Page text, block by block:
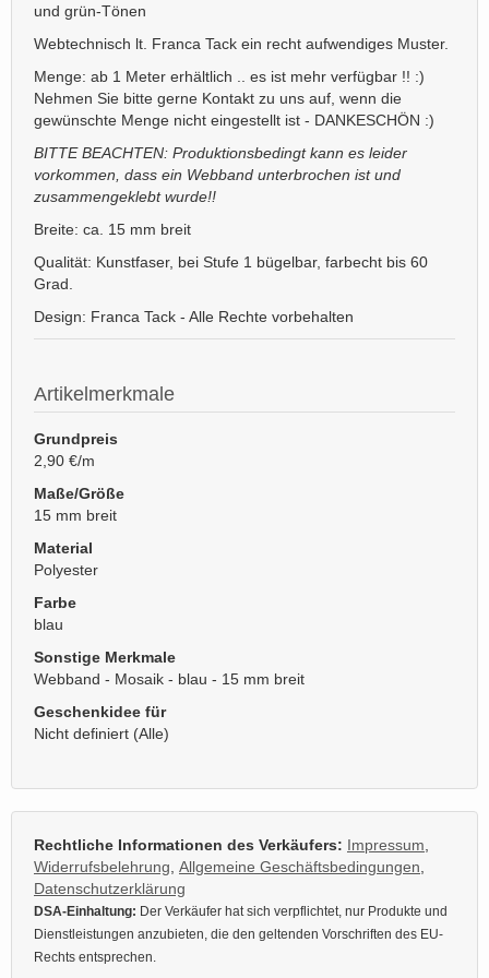
und grün-Tönen
Webtechnisch lt. Franca Tack ein recht aufwendiges Muster.
Menge: ab 1 Meter erhältlich .. es ist mehr verfügbar !! :)
Nehmen Sie bitte gerne Kontakt zu uns auf, wenn die
gewünschte Menge nicht eingestellt ist - DANKESCHÖN :)
BITTE BEACHTEN: Produktionsbedingt kann es leider
vorkommen, dass ein Webband unterbrochen ist und
zusammengeklebt wurde!!
Breite: ca. 15 mm breit
Qualität: Kunstfaser, bei Stufe 1 bügelbar, farbecht bis 60
Grad.
Design: Franca Tack - Alle Rechte vorbehalten
Artikelmerkmale
Grundpreis
2,90 €/m
Maße/Größe
15 mm breit
Material
Polyester
Farbe
blau
Sonstige Merkmale
Webband - Mosaik - blau - 15 mm breit
Geschenkidee für
Nicht definiert (Alle)
Rechtliche Informationen des Verkäufers: Impressum
Widerrufsbelehrung Allgemeine Geschäftsbedingungen
Datenschutzerklärung
DSA-Einhaltung: Der Verkäufer hat sich verpflichtet, nur Produkte und
Dienstleistungen anzubieten, die den geltenden Vorschriften des EU-
Rechts entsprechen.